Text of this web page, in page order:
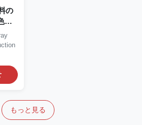
の
い
もっと見る